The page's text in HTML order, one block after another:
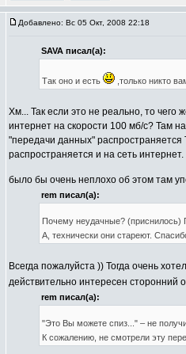
Добавлено: Вс 05 Окт, 2008 22:18
SAVA писал(а):
Так оно и есть ,только никто
Хм... Так если это не реально, то чего
интернет на скорости 100 мб/с? Там
"передачи данных" распространяется
распространяется и на сеть
было бы очень неплохо об этом там
rem писал(а):
Почему неудачные? (приснилось)
А, технически они стареют.
Всегда пожалуйста )) Тогда очень
действительно интересен сторонний
rem писал(а):
"Это Вы можете спиз..." – не
К сожалению, не смотрели эту